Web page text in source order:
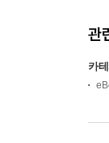
관
카